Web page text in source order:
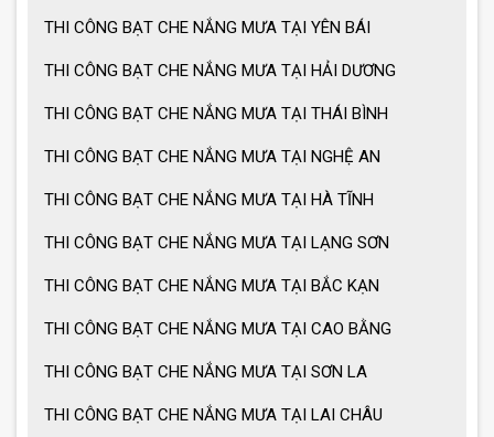
THI CÔNG BẠT CHE NẮNG MƯA TẠI YÊN BÁI
THI CÔNG BẠT CHE NẮNG MƯA TẠI HẢI DƯƠNG
THI CÔNG BẠT CHE NẮNG MƯA TẠI THÁI BÌNH
THI CÔNG BẠT CHE NẮNG MƯA TẠI NGHỆ AN
THI CÔNG BẠT CHE NẮNG MƯA TẠI HÀ TĨNH
THI CÔNG BẠT CHE NẮNG MƯA TẠI LẠNG SƠN
THI CÔNG BẠT CHE NẮNG MƯA TẠI BẮC KẠN
THI CÔNG BẠT CHE NẮNG MƯA TẠI CAO BẰNG
THI CÔNG BẠT CHE NẮNG MƯA TẠI SƠN LA
THI CÔNG BẠT CHE NẮNG MƯA TẠI LAI CHÂU